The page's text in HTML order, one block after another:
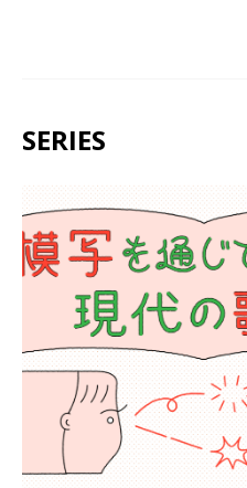
SERIES